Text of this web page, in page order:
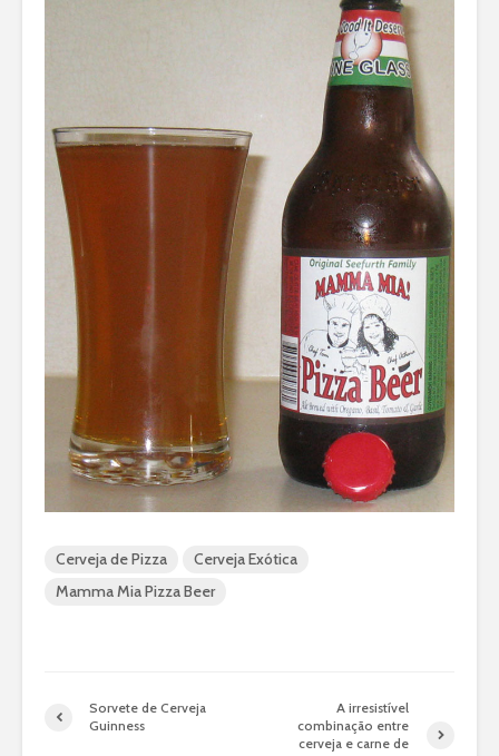
Cerveja de Pizza
Cerveja Exótica
Mamma Mia Pizza Beer
Sorvete de Cerveja
Guinness
A irresistível
combinação entre
cerveja e carne de